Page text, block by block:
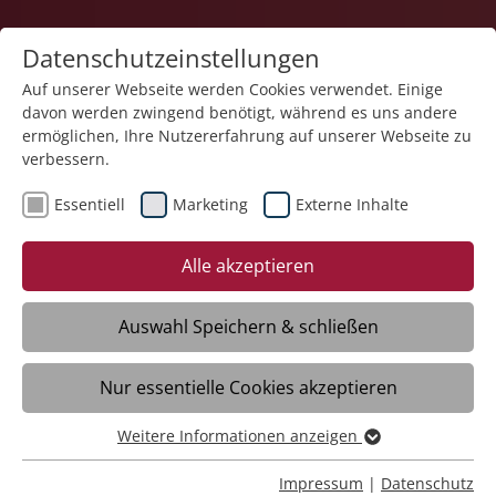
02.03.2026
Am Zaubertisch gibt es nur
Erfolgserlebnisse:
Tovertafeln in Häusern der
Pflege
Oberteuringen – Das Haus der Pflege St.
Raphael der Stiftung Liebenau in
Datenschutzeinstellungen
Auf unserer Webseite werden Cookies verwendet. Einige
davon werden zwingend benötigt, während es uns andere
ermöglichen, Ihre Nutzererfahrung auf unserer Webseite zu
verbessern.
Essentiell Marketing Externe Inhalte
Alle akzeptieren
Auswahl Speichern & schließen
Nur essentielle Cookies akzeptieren
Essentiell
Essentielle Cookies werden für grundlegende Funktionen
Weitere Informationen anzeigen
Impressum | Datenschutz